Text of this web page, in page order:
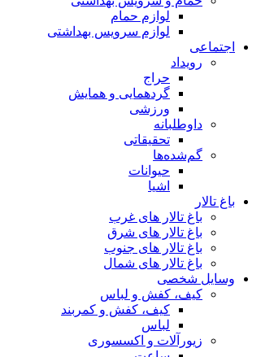
لوازم حمام
لوازم سرویس بهداشتی
اجتماعی
رویداد
حراج
گردهمایی و همایش
ورزشی
داوطلبانه
تحقیقاتی
گم‌شده‌ها
حیوانات
اشیا
باغ تالار
باغ تالار های غرب
باغ تالار های شرق
باغ تالار های جنوب
باغ تالار های شمال
وسایل شخصی
کیف، کفش و لباس
کیف، کفش و کمربند
لباس
زیورآلات و اکسسوری